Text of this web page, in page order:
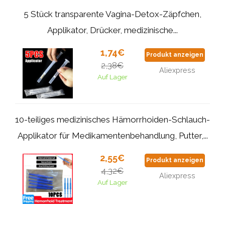
5 Stück transparente Vagina-Detox-Zäpfchen,
Applikator, Drücker, medizinische...
1,74€
2,38€
Auf Lager
Produkt anzeigen
Aliexpress
10-teiliges medizinisches Hämorrhoiden-Schlauch-
Applikator für Medikamentenbehandlung, Putter,...
2,55€
4,32€
Auf Lager
Produkt anzeigen
Aliexpress